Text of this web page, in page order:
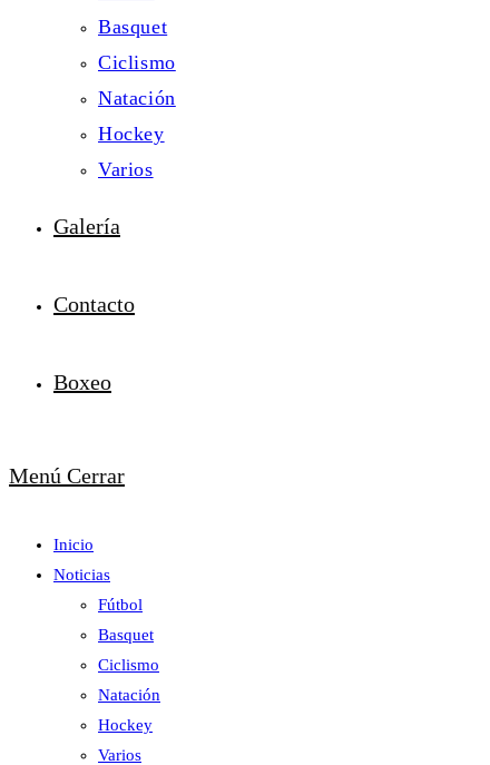
Basquet
Ciclismo
Natación
Hockey
Varios
Galería
Contacto
Boxeo
Menú Cerrar
Inicio
Noticias
Fútbol
Basquet
Ciclismo
Natación
Hockey
Varios